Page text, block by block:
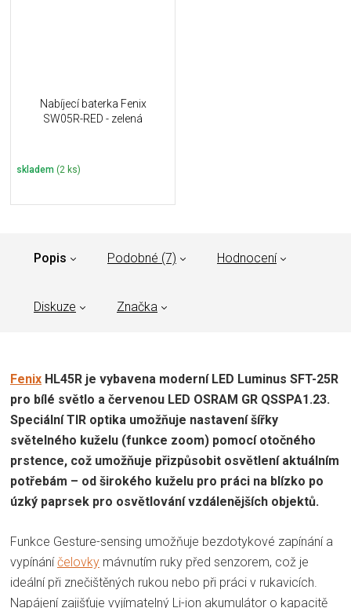
Nabíjecí baterka Fenix
SW05R-RED - zelená
skladem (2 ks)
Popis Podobné (7) Hodnocení
Diskuze Značka
Fenix HL45R je vybavena moderní LED Luminus SFT-25R
pro bílé světlo a červenou LED OSRAM GR QSSPA1.23.
Speciální TIR optika umožňuje nastavení šířky
světelného kuželu (funkce zoom) pomocí otočného
prstence, což umožňuje přizpůsobit osvětlení aktuálním
potřebám – od širokého kuželu pro práci na blízko po
úzký paprsek pro osvětlování vzdálenějších objektů.
Funkce Gesture-sensing umožňuje bezdotykové zapínání a
vypínáníčelovky mávnutím ruky před senzorem, což je
ideální při znečištěných rukou nebo při práci v rukavicích.
Napájení zajišťuje vyjímatelný Li-ion akumulátor o kapacitě